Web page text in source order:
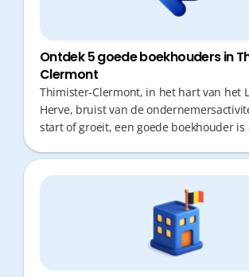
Ontdek 5 goede boekhouders in
Clermont
Thimister-Clermont, in het hart van het
Herve, bruist van de
start of groeit, een goede boekhouder is
verplaatsingen of administratie. Fiscaal
maat en snelle responstijden zijn de
zorgeloze bedrijfsvoering.